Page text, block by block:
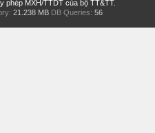
phép MXH/TTDT của bộ TT&TT.
21.238 MB DB Queries: 56